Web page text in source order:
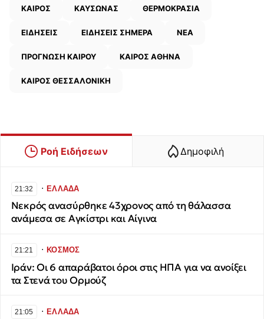
ΚΑΙΡΟΣ ΚΑΥΣΩΝΑΣ ΘΕΡΜΟΚΡΑΣΙΑ
ΕΙΔΗΣΕΙΣ ΕΙΔΗΣΕΙΣ ΣΗΜΕΡΑ ΝΕΑ
ΠΡΟΓΝΩΣΗ ΚΑΙΡΟΥ ΚΑΙΡΟΣ ΑΘΗΝΑ
ΚΑΙΡΟΣ ΘΕΣΣΑΛΟΝΙΚΗ
Ροή Ειδήσεων Δημοφιλή
21:32 ∙ΕΛΛΑΔΑ
Νεκρός ανασύρθηκε 43χρονος από τη θάλασσα
ανάμεσα σε Αγκίστρι και Αίγινα
21:21 ∙ΚΟΣΜΟΣ
Ιράν: Οι 6 απαράβατοι όροι στις ΗΠΑ για να ανοίξει
τα Στενά του Ορμούζ
21:05 ∙ΕΛΛΑΔΑ